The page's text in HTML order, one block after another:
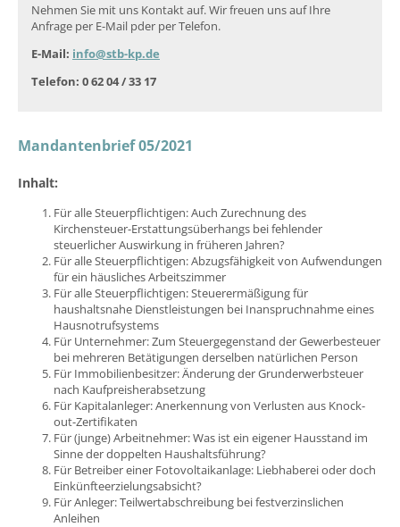
Nehmen Sie mit uns Kontakt auf. Wir freuen uns auf Ihre
Anfrage per E-Mail pder per Telefon.
E-Mail: info@stb-kp.de
Telefon: 0 62 04 / 33 17
Mandantenbrief 05/2021
Inhalt:
Für alle Steuerpflichtigen: Auch Zurechnung des
Kirchensteuer-Erstattungsüberhangs bei fehlender
steuerlicher Auswirkung in früheren Jahren?
Für alle Steuerpflichtigen: Abzugsfähigkeit von Aufwendungen
für ein häusliches Arbeitszimmer
Für alle Steuerpflichtigen: Steuerermäßigung für
haushaltsnahe Dienstleistungen bei Inanspruchnahme eines
Hausnotrufsystems
Für Unternehmer: Zum Steuergegenstand der Gewerbesteuer
bei mehreren Betätigungen derselben natürlichen Person
Für Immobilienbesitzer: Änderung der Grunderwerbsteuer
nach Kaufpreisherabsetzung
Für Kapitalanleger: Anerkennung von Verlusten aus Knock-
out-Zertifikaten
Für (junge) Arbeitnehmer: Was ist ein eigener Hausstand im
Sinne der doppelten Haushaltsführung?
Für Betreiber einer Fotovoltaikanlage: Liebhaberei oder doch
Einkünfteerzielungsabsicht?
Für Anleger: Teilwertabschreibung bei festverzinslichen
Anleihen